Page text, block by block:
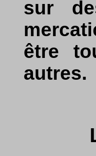
sur
être
autres.